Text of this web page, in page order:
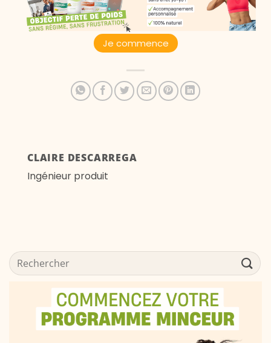
Je commence
CLAIRE DESCARREGA
Ingénieur produit